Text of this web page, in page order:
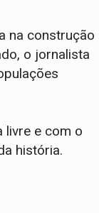
na construção
o jornalista
livre e com o
história.